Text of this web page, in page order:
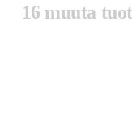
16 muuta